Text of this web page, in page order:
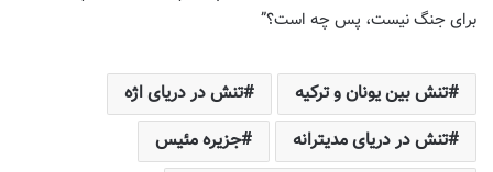
برای جنگ نیست، پس چه است؟”
تنش بین یونان و ترکیه
تنش در دریای اژه
تنش در دریای مدیترانه
جزیره مئیس